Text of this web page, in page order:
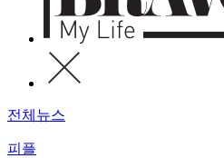
전체뉴스
피플